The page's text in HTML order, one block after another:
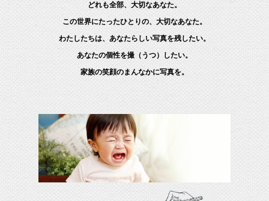
どれも全部、大切なあなた。
この世界にたったひとりの、大切なあなた。
わたしたちは、あなたらしい写真を残したい。
あなたの個性を撮（うつ）したい。
家族の笑顔のまんなかに写真を。